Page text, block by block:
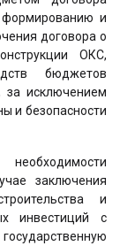
формированию и
договора о
ОКС,
бюджетов
за исключением
и безопасности
заключения
и
инвестиций с